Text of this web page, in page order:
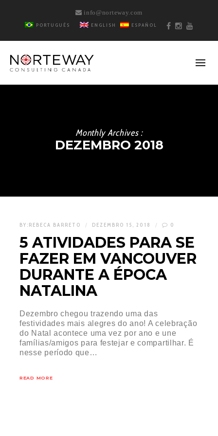
info@norteway.com
PORTUGUÊS
ENGLISH ESPAÑOL
Monthly Archives :
DEZEMBRO 2018
BY: REBECA BARRETO DEZEMBRO 15, 2018 0
5 ATIVIDADES PARA SE
FAZER EM VANCOUVER
DURANTE A ÉPOCA
NATALINA
Dezembro chegou trazendo uma das
festividades mais alegres do ano! A celebração
do Natal acontece uma vez por ano e une
famílias/amigos para festejar e compartilhar. É
nesse período que…
READ MORE